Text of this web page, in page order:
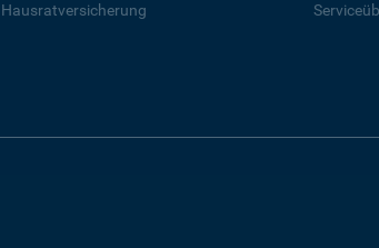
Hausratversicherung